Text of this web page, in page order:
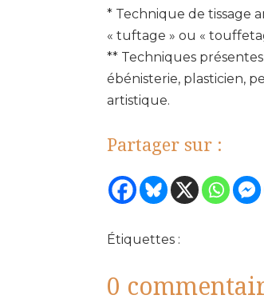
* Technique de tissage
« tuftage » ou «
** Techniques
ébénisterie, plasticien,
artistique.
Partager sur :
Étiquettes :
0